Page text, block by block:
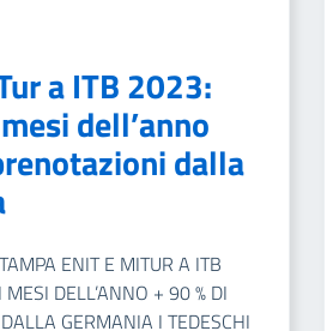
a ITB 2023:
dell’anno
dalla
ENIT E MITUR A ITB
DELL’ANNO + 90 % DI
GERMANIA I TEDESCHI